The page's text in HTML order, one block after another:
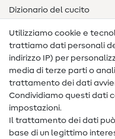
Dizionario del cucito
Nähanleitungen
Assistenza e
Contatto
Informazioni sul nuovo
FAQ
Utilizziamo cookie e
trattiamo dati personali
indirizzo IP) per
media di terze parti o
trattamento dei dati
Condividiamo questi dati
impostazioni.
Il trattamento dei dati
base di un legittimo